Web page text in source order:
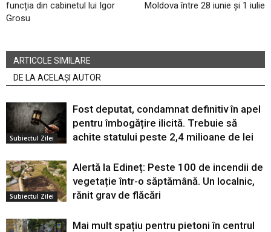
funcția din cabinetul lui Igor
Grosu
Moldova între 28 iunie și 1 iulie
ARTICOLE SIMILARE
DE LA ACELAȘI AUTOR
Subiectul Zilei
Fost deputat, condamnat definitiv în apel
pentru îmbogățire ilicită. Trebuie să
achite statului peste 2,4 milioane de lei
Subiectul Zilei
Alertă la Edineț: Peste 100 de incendii de
vegetație într-o săptămână. Un localnic,
rănit grav de flăcări
Mai mult spațiu pentru pietoni în centrul